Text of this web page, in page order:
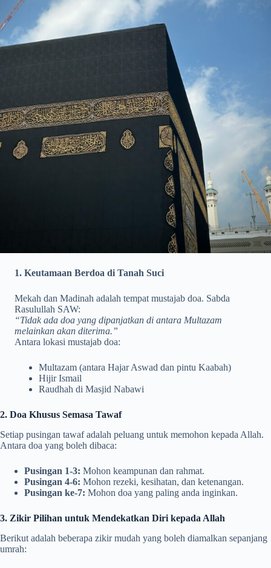
1. Keutamaan Berdoa di Tanah Suci
Mekah dan Madinah adalah tempat mustajab doa. Sabda
Rasulullah SAW:
“Tidak ada doa yang dipanjatkan di antara Multazam
melainkan akan diterima.”
Antara lokasi mustajab doa:
Multazam (antara Hajar Aswad dan pintu Kaabah)
Hijir Ismail
Raudhah di Masjid Nabawi
2. Doa Khusus Semasa Tawaf
Setiap pusingan tawaf adalah peluang untuk memohon kepada Allah.
Antara doa yang boleh dibaca:
Pusingan 1-3: Mohon keampunan dan rahmat.
Pusingan 4-6: Mohon rezeki, kesihatan, dan ketenangan.
Pusingan ke-7: Mohon doa yang paling anda inginkan.
3. Zikir Pilihan untuk Mendekatkan Diri kepada Allah
Berikut adalah beberapa zikir mudah yang boleh diamalkan sepanjang
umrah: